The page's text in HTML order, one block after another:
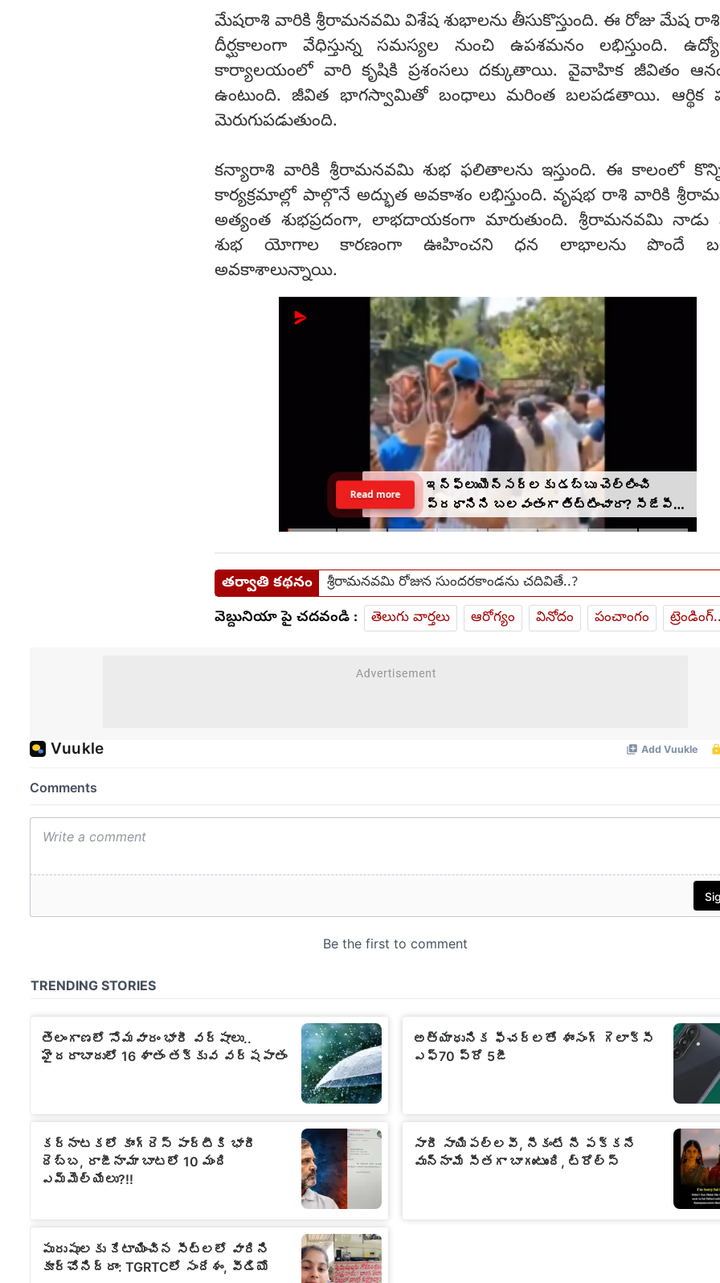
మేషరాశి వారికి శ్రీరామనవమి విశేష శుభాలను తీసుకొస్తుంది. ఈ రోజు మేష
దీర్ఘకాలంగా వేధిస్తున్న సమస్యల నుంచి ఉపశమనం లభిస్తుంది.
కార్యాలయంలో వారి కృషికి ప్రశంసలు దక్కుతాయి. వైవాహిక జీవితం
ఉంటుంది. జీవిత భాగస్వామితో బంధాలు మరింత బలపడతాయి. ఆర్థిక
మెరుగుపడుతుంది.
కన్యారాశి వారికి శ్రీరామనవమి శుభ ఫలితాలను ఇస్తుంది. ఈ కాలంలో
కార్యక్రమాల్లో పాల్గొనే అద్భుత అవకాశం లభిస్తుంది. వృషభ రాశి వారికి
అత్యంత శుభప్రదంగా, లాభదాయకంగా మారుతుంది. శ్రీరామనవమి నాడు
శుభ యోగాల కారణంగా ఊహించని ధన లాభాలను పొందే
అవకాశాలున్నాయి.
ఇన్‌ఫ్లుయెన్సర్‌లకు డబ్బు చెల్లించి
ప్రధానిని బలవంతంగా తిట్టించారా? సీజేపీ
మెడకు ఉచ్చు బిగుస్తుందా?
Read more
తర్వాతి కథనం శ్రీరామనవమి రోజున సుందరకాండను చదివితే..?
వెబ్దునియా పై చదవండి : తెలుగు వార్తలు ఆరోగ్యం వినోదం పంచాంగం ట్రెండింగ్..